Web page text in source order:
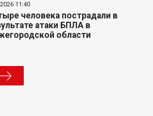
11:40
человека пострадали в
атаки БПЛА в
области